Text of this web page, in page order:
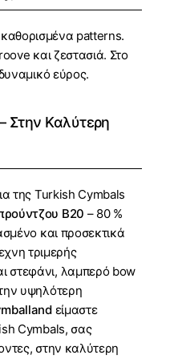
patterns.
και ζεστασιά. Στο
εύρος.
Στην Καλύτερη
της Turkish Cymbals
B20 – 80 %
και προσεκτικά
τριμερής
στεφάνι, λαμπερό bow
υψηλότερη
είμαστε
Cymbals, σας
στην καλύτερη